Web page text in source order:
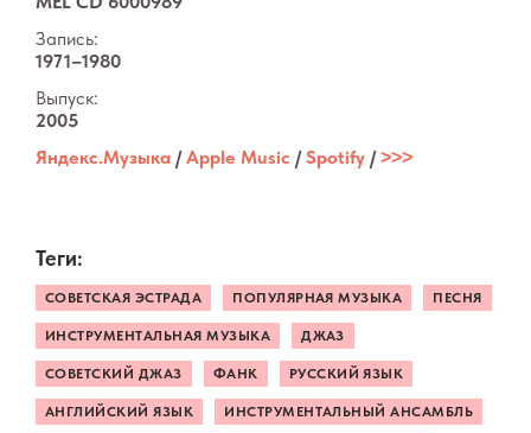
Аркадия Субботина, ВИА "Здравствуй, песня"
Аркадия Хаславского, Инструментальный ансамбль
Олега Мильштейна, Алдона Стасюнайте, Геннадий
Алфимов, ВИА "Эстрадные мелодии"
Тишкуса
Запись:
1971–1980
Выпуск:
2005
Яндекс.Музыка /Apple Music /Spotify /˃˃˃
Теги:
СОВЕТСКАЯ ЭСТРАДА ПОПУЛЯРНАЯ МУЗЫКА ПЕСНЯ
ИНСТРУМЕНТАЛЬНАЯ МУЗЫКА ДЖАЗ
СОВЕТСКИЙ ДЖАЗ ФАНК РУССКИЙ ЯЗЫК
АНГЛИЙСКИЙ ЯЗЫК ИНСТРУМЕНТАЛЬНЫЙ АНСАМБЛЬ